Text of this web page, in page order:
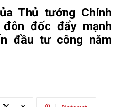
Thủ tướng Chính
đốc đẩy mạnh
đầu tư công năm